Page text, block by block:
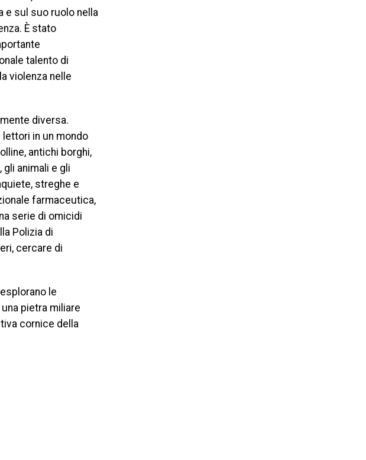
e sul suo ruolo nella
È stato
talento di
violenza nelle
diversa.
lettori in un mondo
antichi borghi,
animali e gli
streghe e
farmaceutica,
serie di omicidi
Polizia di
cercare di
le
pietra miliare
cornice della